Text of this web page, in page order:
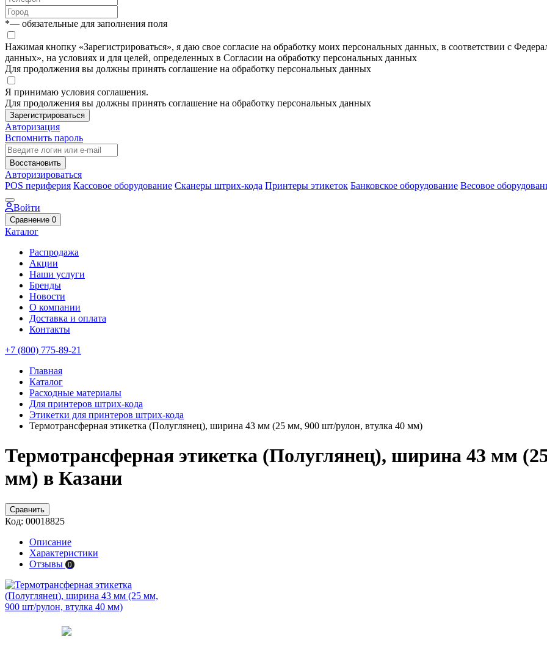
*— обязательные для заполнения поля
Нажимая кнопку «Зарегистрироваться», я даю свое согласие на обработку моих персональных данных, в соответствии с
данных», на условиях и для целей, определенных в Согласии на обработку персональных данных
Для продолжения вы должны принять соглашение на обработку персональных данных
Я принимаю условия соглашения.
Для продолжения вы должны принять соглашение на обработку персональных данных
Зарегистрироваться
Авторизация
Вспомнить пароль
Восстановить
Авторизироваться
POS периферия Кассовое оборудование Сканеры штрих-кода Принтеры этикеток Банковское оборудование Весовое
Войти
Сравнение 0
Каталог
Распродажа
Акции
Наши услуги
Бренды
Новости
О компании
Доставка и оплата
Контакты
+7 (800) 775-89-21
Главная
Каталог
Расходные материалы
Для принтеров штрих-кода
Этикетки для принтеров штрих-кода
Термотрансферная этикетка (Полуглянец), ширина 43 мм (25 мм, 900 шт/рулон, втулка 40 мм)
Термотрансферная этикетка (Полуглянец), ширина 43 мм
мм) в Казани
Сравнить
Код: 00018825
Описание
Характеристики
Отзывы 0